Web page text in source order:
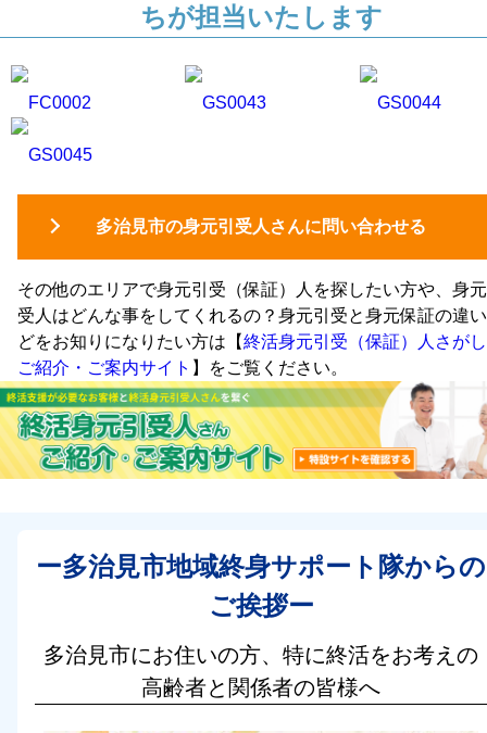
ちが担当いたします
FC0002 GS0043 GS0044
GS0045
多治見市の身元引受人さんに問い合わせる
その他のエリアで身元引受（保証）人を探したい方や、身
受人はどんな事をしてくれるの？身元引受と身元保証の違
どをお知りになりたい方は【終活身元引受（保証）人さが
ご紹介・ご案内サイト 】をご覧ください。
ー多治見市地域終身サポート隊からの
ご挨拶ー
多治見市にお住いの方、特に終活をお考えの
高齢者と関係者の皆様へ